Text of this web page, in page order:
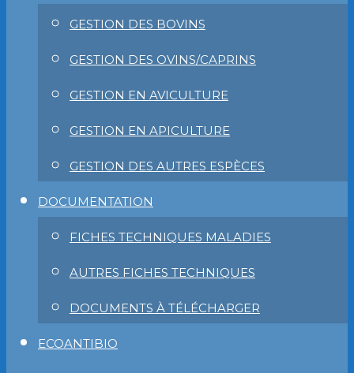
GESTION DES BOVINS
GESTION DES OVINS/CAPRINS
GESTION EN AVICULTURE
GESTION EN APICULTURE
GESTION DES AUTRES ESPÈCES
DOCUMENTATION
FICHES TECHNIQUES MALADIES
AUTRES FICHES TECHNIQUES
DOCUMENTS À TÉLÉCHARGER
ECOANTIBIO